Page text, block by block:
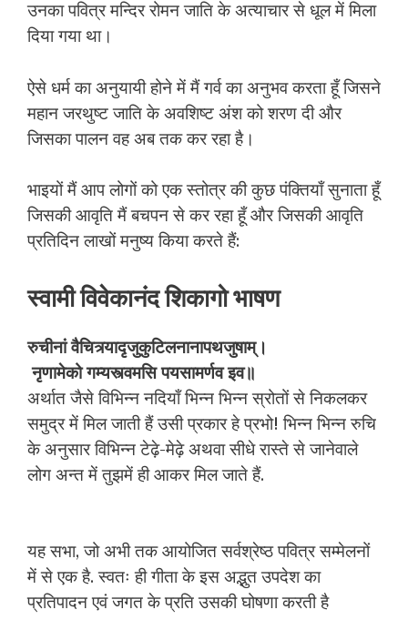
उनका पवित्र मन्दिर रोमन जाति के अत्याचार से धूल में मिला
दिया गया था।
ऐसे धर्म का अनुयायी होने में मैं गर्व का अनुभव करता हूँ जिसने
महान जरथुष्ट जाति के अवशिष्ट अंश को शरण दी और
जिसका पालन वह अब तक कर रहा है।
भाइयों मैं आप लोगों को एक स्तोत्र की कुछ पंक्तियाँ सुनाता हूँ
जिसकी आवृति मैं बचपन से कर रहा हूँ और जिसकी आवृति
प्रतिदिन लाखों मनुष्य किया करते हैं:
स्वामी विवेकानंद शिकागो भाषण
रुचीनां वैचित्र्यादृजुकुटिलनानापथजुषाम्।
नृणामेको गम्यस्त्वमसि पयसामर्णव इव॥
अर्थात जैसे विभिन्न नदियाँ भिन्न भिन्न स्रोतों से निकलकर
समुद्र में मिल जाती हैं उसी प्रकार हे प्रभो! भिन्न भिन्न रुचि
के अनुसार विभिन्न टेढ़े-मेढ़े अथवा सीधे रास्ते से जानेवाले
लोग अन्त में तुझमें ही आकर मिल जाते हैं.
यह सभा, जो अभी तक आयोजित सर्वश्रेष्ठ पवित्र सम्मेलनों
में से एक है. स्वतः ही गीता के इस अद्भुत उपदेश का
प्रतिपादन एवं जगत के प्रति उसकी घोषणा करती है